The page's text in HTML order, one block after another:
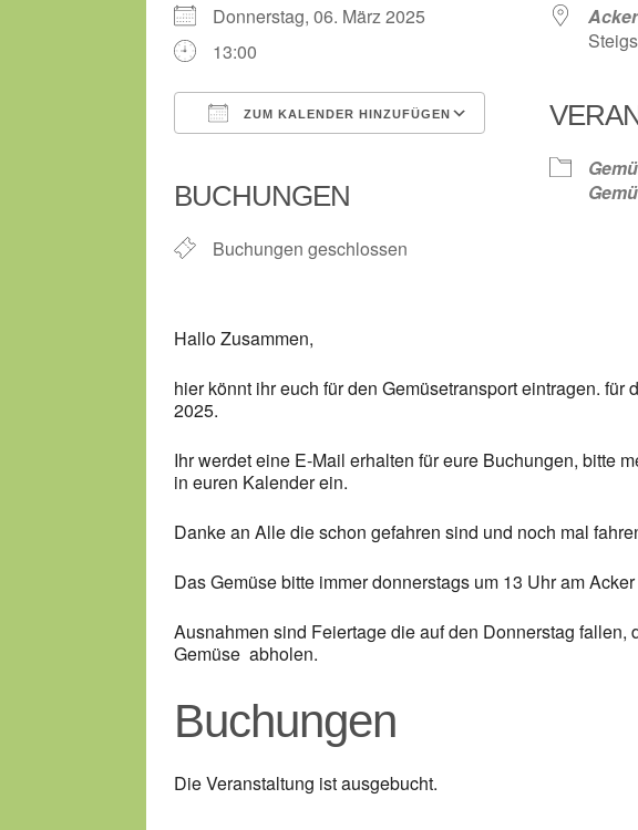
Donnerstag, 06. März 2025
13:00
ZUM KALENDER HINZUFÜGEN
Google Kalender
BUCHUNGEN
Buchungen geschlossen
Hallo Zusammen,
hier könnt ihr euch für den Gemüsetransport eintragen.
2025.
Ihr werdet eine E-Mail erhalten für eure Buchungen, bitte
in euren Kalender ein.
Danke an Alle die schon gefahren sind und noch mal
Das Gemüse bitte immer donnerstags um 13 Uhr am
Ausnahmen sind Feiertage die auf den Donnerstag fallen,
Gemüse abholen.
Buchungen
Die Veranstaltung ist ausgebucht.